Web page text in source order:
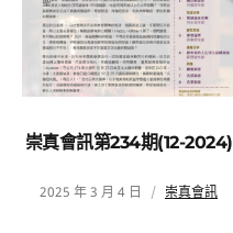
崇真會訊第234期(12-2024)
2025 年 3 月 4 日 崇真會訊